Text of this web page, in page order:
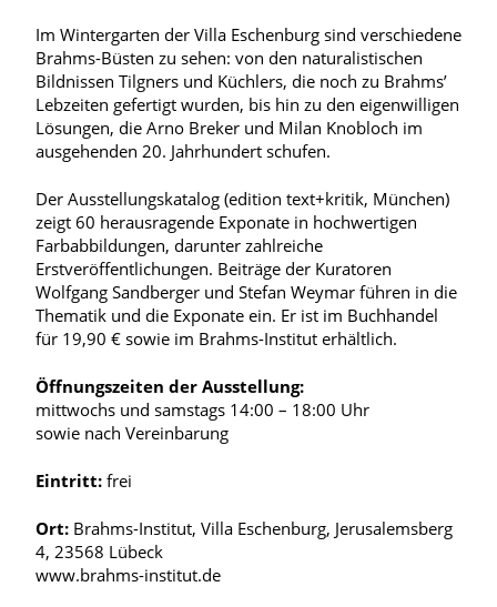
Im Wintergarten der Villa Eschenburg sind verschiedene
Brahms-Büsten zu sehen: von den naturalistischen
Bildnissen Tilgners und Küchlers, die noch zu Brahms’
Lebzeiten gefertigt wurden, bis hin zu den eigenwilligen
Lösungen, die Arno Breker und Milan Knobloch im
ausgehenden 20. Jahrhundert schufen.
Der Ausstellungskatalog (edition text+kritik, München)
zeigt 60 herausragende Exponate in hochwertigen
Farbabbildungen, darunter zahlreiche
Erstveröffentlichungen. Beiträge der Kuratoren
Wolfgang Sandberger und Stefan Weymar führen in die
Thematik und die Exponate ein. Er ist im Buchhandel
für 19,90 € sowie im Brahms-Institut erhältlich.
Öffnungszeiten der Ausstellung:
mittwochs und samstags 14:00 – 18:00 Uhr
sowie nach Vereinbarung
Eintritt: frei
Ort: Brahms-Institut, Villa Eschenburg, Jerusalemsberg
4, 23568 Lübeck
www.brahms-institut.de